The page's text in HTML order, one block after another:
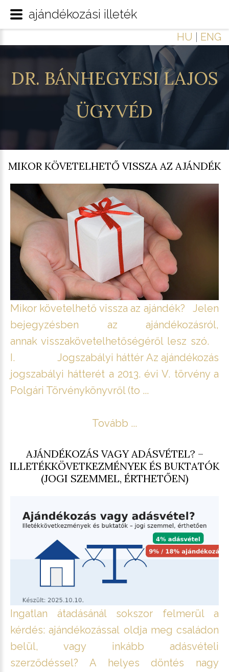
HU ENG
DR. BÁNHEGYESI LAJOS
ÜGYVÉD
MIKOR KÖVETELHETŐ VISSZA AZ AJÁNDÉK
Mikor követelhető vissza az ajándék? Jelen
bejegyzésben az ajándékozásról,
annak visszakövetelhetőségéről lesz szó.
I. Jogszabályi háttér Az ajándékozás
jogszabályi hátterét a 2013. évi V. törvény a
Polgári Törvénykönyvről (to ...
Tovább ...
AJÁNDÉKOZÁS VAGY ADÁSVÉTEL? –
ILLETÉKKÖVETKEZMÉNYEK ÉS BUKTATÓK
(JOGI SZEMMEL, ÉRTHETŐEN)
Ingatlan átadásánál sokszor felmerül a
kérdés: ajándékozással oldja meg családon
belül, vagy inkább adásvételi
szerződéssel? A helyes döntés nagy
ajándékozási illeték